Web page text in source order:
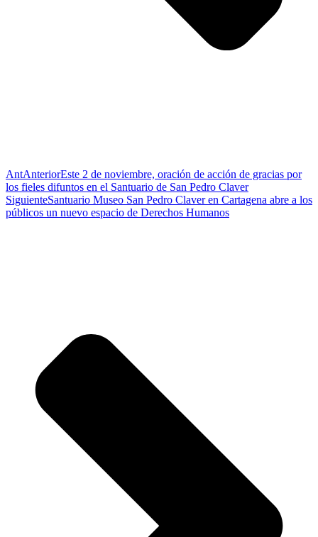
AntAnteriorEste 2 de noviembre, oración de acción de gracias por
los fieles difuntos en el Santuario de San Pedro Claver
SiguienteSantuario Museo San Pedro Claver en Cartagena abre a los
públicos un nuevo espacio de Derechos Humanos